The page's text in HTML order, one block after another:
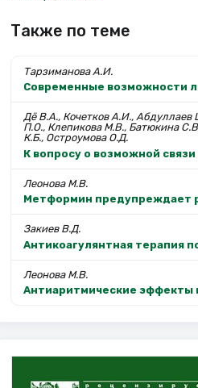
Также по теме
Тарзиманова А.И.
Современные возможности
Дё В.А., Кочетков А.И., Абдуллаев
П.О., Клепикова М.В., Батюкина
К.Б., Остроумова О.Д.
К вопросу о возможной
Леонова М.В.
Метформин предупреждает
Закиев В.Д.
Антикоагулянтная терапия
Леонова М.В.
Антиаритмические эффекты